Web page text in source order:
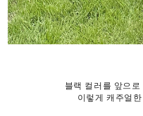
블랙 컬러를 앞으
이렇게 캐주얼